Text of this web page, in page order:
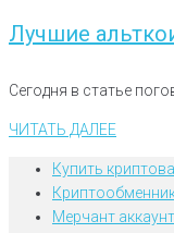
Лучшие
Сегодня в статье
ЧИТАТЬ ДАЛЕЕ
Купить
Мерчант аккаунт